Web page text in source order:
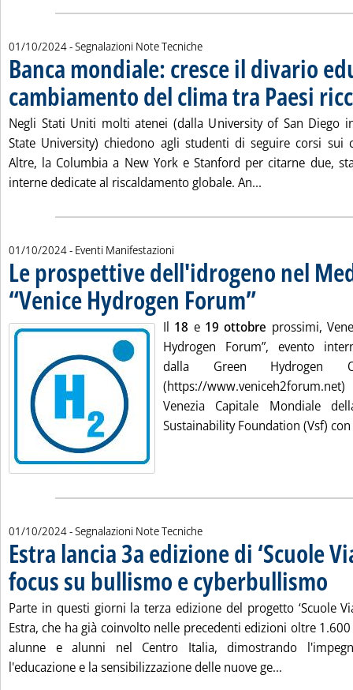
01/10/2024- Segnalazioni Note Tecniche
Banca mondiale: cresce il divario
cambiamento del clima tra Paesi
Negli Stati Uniti molti atenei (dalla University of San Diego
State University) chiedono agli studenti di seguire corsi sui
Altre, la Columbia a New York e Stanford per citarne due,
interne dedicate al riscaldamento globale. An...
01/10/2024- Eventi Manifestazioni
Le prospettive dell'idrogeno nel
“Venice Hydrogen Forum”. Pubblicata martedì 01
Il 18 e 19 ottobre prossimi,
Hydrogen Forum”, evento
dalla Green Hydrogen
(https://
Venezia Capitale Mondiale
Sustainability Foundation (Vsf)
01/10/2024- Segnalazioni Note Tecniche
Estra lancia 3a edizione di ‘Scuole
focus su bullismo e cyberbullismo
Parte in questi giorni la terza edizione del progetto ‘Scuole
Estra, che ha già coinvolto nelle precedenti edizioni oltre
alunne e alunni nel Centro Italia, dimostrando
l'educazione e la sensibilizzazione delle nuove ge...